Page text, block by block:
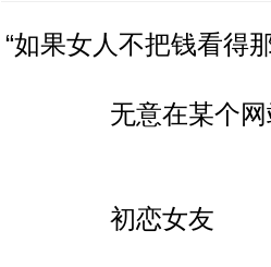
“如果女人不把钱看得
无意在某个网站看
初恋女友